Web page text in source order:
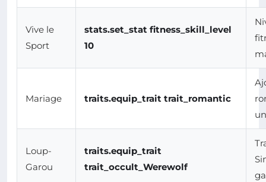
Vive le
Sport
stats.set_stat fitness_skill_level
10
Mariage traits.equip_trait trait_romantic
Loup-
Garou
traits.equip_trait
trait_occult_Werewolf